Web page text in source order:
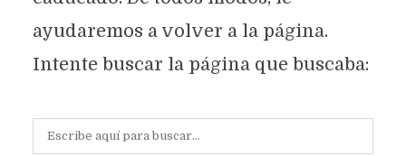
ayudaremos a volver a la página.
Intente buscar la página que buscaba: